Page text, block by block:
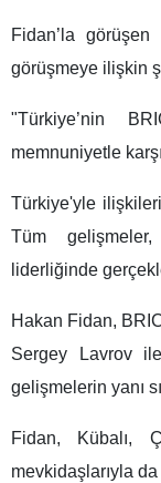
Fidan’la
görüşmeye ilişkin
"Türkiye’nin
memnuniyetle
Türkiye'yle
Tüm gelişmeler,
liderliğinde
Hakan Fidan,
Sergey Lavrov
gelişmelerin yanı
Fidan, Kübalı,
mevkidaşlarıyla